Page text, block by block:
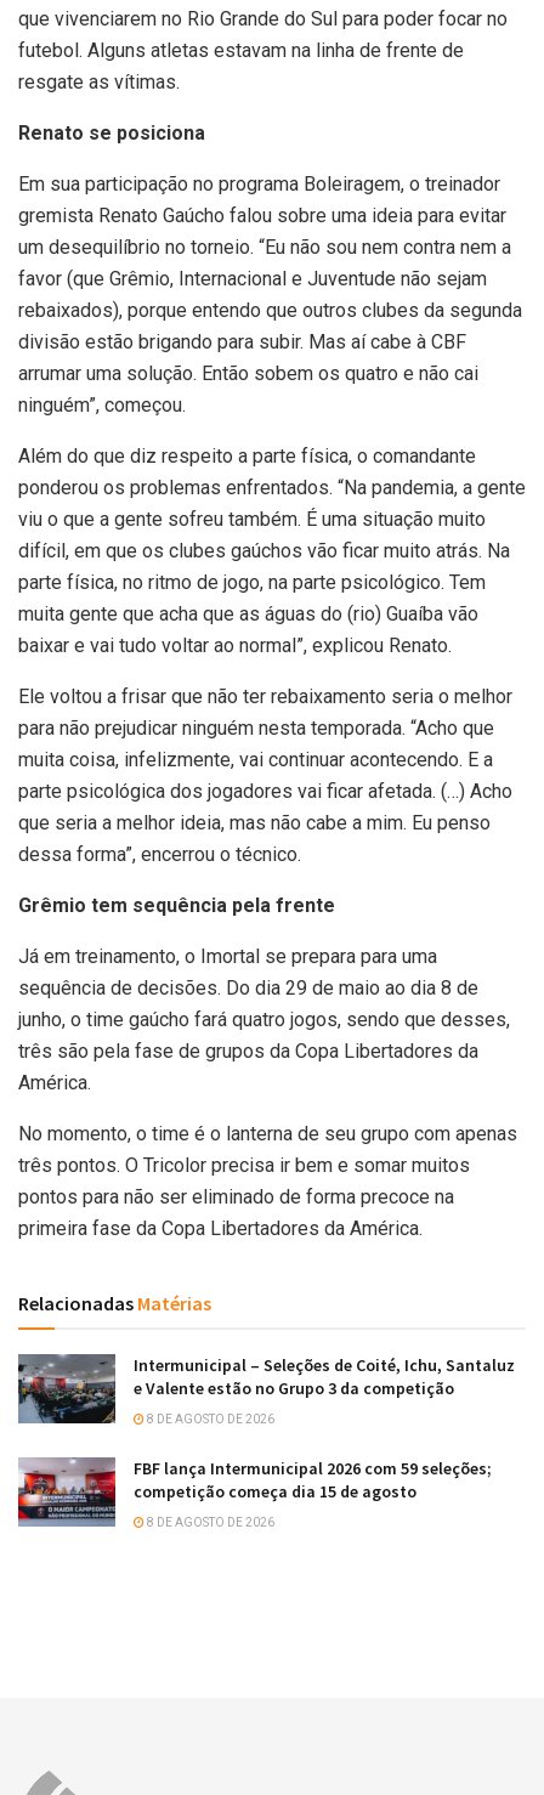
que vivenciarem no Rio Grande do Sul para poder focar no
futebol. Alguns atletas estavam na linha de frente de
resgate as vítimas.
Renato se posiciona
Em sua participação no programa Boleiragem, o treinador
gremista Renato Gaúcho falou sobre uma ideia para evitar
um desequilíbrio no torneio. “Eu não sou nem contra nem a
favor (que Grêmio, Internacional e Juventude não sejam
rebaixados), porque entendo que outros clubes da segunda
divisão estão brigando para subir. Mas aí cabe à CBF
arrumar uma solução. Então sobem os quatro e não cai
ninguém”, começou.
Além do que diz respeito a parte física, o comandante
ponderou os problemas enfrentados. “Na pandemia, a gente
viu o que a gente sofreu também. É uma situação muito
difícil, em que os clubes gaúchos vão ficar muito atrás. Na
parte física, no ritmo de jogo, na parte psicológico. Tem
muita gente que acha que as águas do (rio) Guaíba vão
baixar e vai tudo voltar ao normal”, explicou Renato.
Ele voltou a frisar que não ter rebaixamento seria o melhor
para não prejudicar ninguém nesta temporada. “Acho que
muita coisa, infelizmente, vai continuar acontecendo. E a
parte psicológica dos jogadores vai ficar afetada. (…) Acho
que seria a melhor ideia, mas não cabe a mim. Eu penso
dessa forma”, encerrou o técnico.
Grêmio tem sequência pela frente
Já em treinamento, o Imortal se prepara para uma
sequência de decisões. Do dia 29 de maio ao dia 8 de
junho, o time gaúcho fará quatro jogos, sendo que desses,
três são pela fase de grupos da Copa Libertadores da
América.
No momento, o time é o lanterna de seu grupo com apenas
três pontos. O Tricolor precisa ir bem e somar muitos
pontos para não ser eliminado de forma precoce na
primeira fase da Copa Libertadores da América.
Relacionadas Matérias
Intermunicipal – Seleções de Coité, Ichu, Santaluz
e Valente estão no Grupo 3 da competição
8 DE AGOSTO DE 2026
FBF lança Intermunicipal 2026 com 59 seleções;
competição começa dia 15 de agosto
8 DE AGOSTO DE 2026